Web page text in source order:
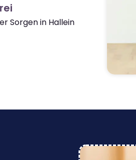
Sorgen in Hallein